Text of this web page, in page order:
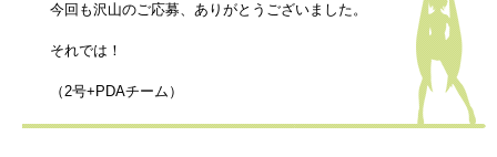
今回も沢山のご応募、ありがとうございました。
それでは！
（2号+PDAチーム）